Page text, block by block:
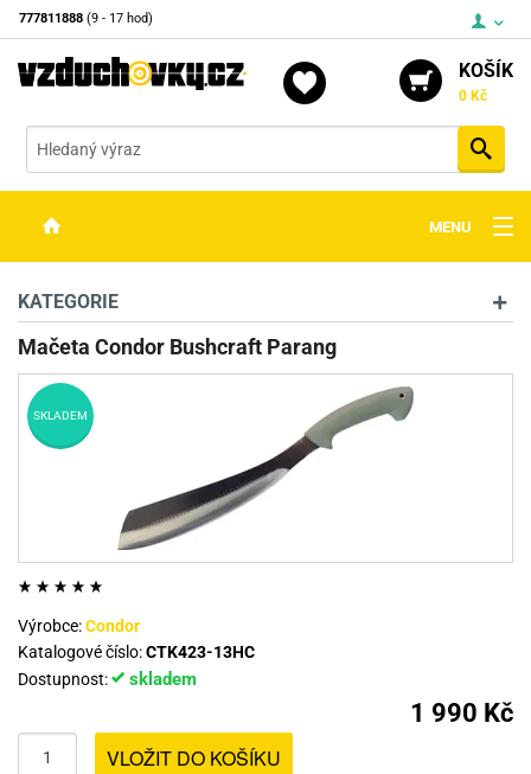
777811888 (9 - 17 hod)
KOŠÍK
0 Kč
MENU
OPTIKA
STŘELIVO
PŘÍSLUŠENSTVÍ
KONTAKTY
KATEGORIE
Mačeta Condor Bushcraft Parang
SKLADEM
Výrobce:Condor
Katalogové číslo:CTK423-13HC
Dostupnost:
skladem
1 990 Kč
VLOŽIT DO KOŠÍKU